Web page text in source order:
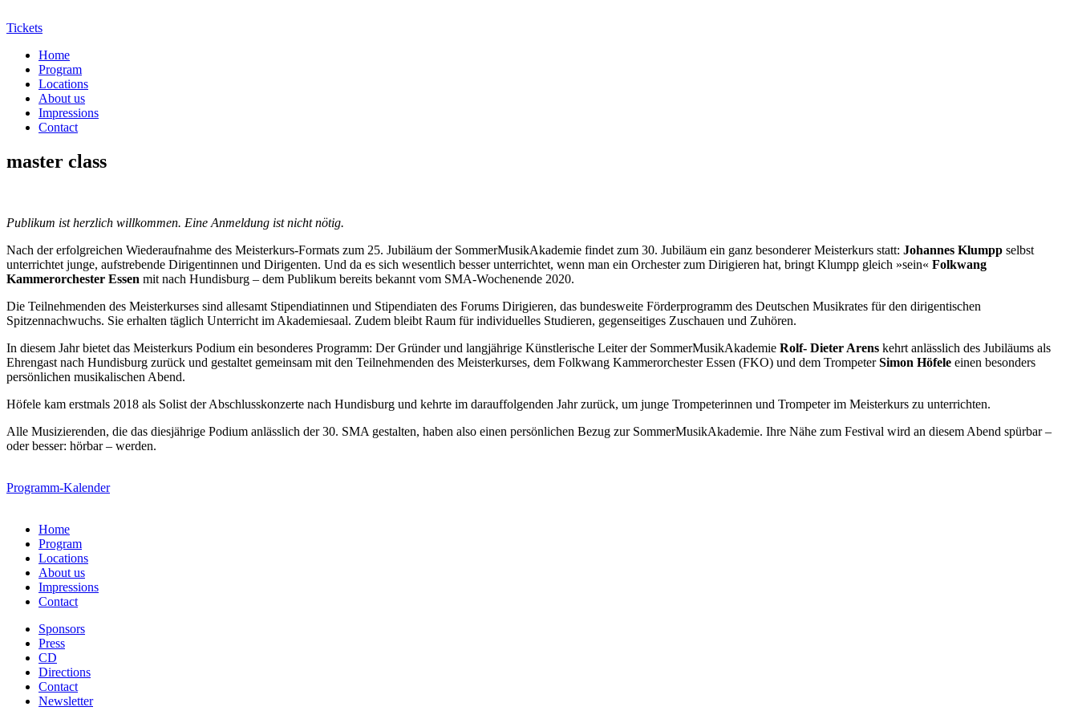
Tickets
Home
Program
Locations
About us
Impressions
Contact
master class
Publikum ist herzlich willkommen. Eine Anmeldung ist nicht nötig.
Nach der erfolgreichen Wiederaufnahme des Meisterkurs-Formats zum 25. Jubiläum der SommerMusikAkademie findet zum 30. Jubiläum ein ganz besonderer Meisterkurs statt: Johannes Klumpp selbst
unterrichtet junge, aufstrebende Dirigentinnen und Dirigenten. Und da es sich wesentlich besser unterrichtet, wenn man ein Orchester zum Dirigieren hat, bringt Klumpp gleich »sein« Folkwang
Kammerorchester Essen mit nach Hundisburg – dem Publikum bereits bekannt vom SMA-Wochenende 2020.
Die Teilnehmenden des Meisterkurses sind allesamt Stipendiatinnen und Stipendiaten des Forums Dirigieren, das bundesweite Förderprogramm des Deutschen Musikrates für den dirigentischen
Spitzennachwuchs. Sie erhalten täglich Unterricht im Akademiesaal. Zudem bleibt Raum für individuelles Studieren, gegenseitiges Zuschauen und Zuhören.
In diesem Jahr bietet das Meisterkurs Podium ein besonderes Programm: Der Gründer und langjährige Künstlerische Leiter der SommerMusikAkademie Rolf- Dieter Arens kehrt anlässlich des Jubiläums als
Ehrengast nach Hundisburg zurück und gestaltet gemeinsam mit den Teilnehmenden des Meisterkurses, dem Folkwang Kammerorchester Essen (FKO) und dem TrompeterSimon Höfele einen besonders
persönlichen musikalischen Abend.
Höfele kam erstmals 2018 als Solist der Abschlusskonzerte nach Hundisburg und kehrte im darauffolgenden Jahr zurück, um junge Trompeterinnen und Trompeter im Meisterkurs zu unterrichten.
Alle Musizierenden, die das diesjährige Podium anlässlich der 30. SMA gestalten, haben also einen persönlichen Bezug zur SommerMusikAkademie. Ihre Nähe zum Festival wird an diesem Abend spürbar –
oder besser: hörbar – werden.
Programm-Kalender
Home
Program
Locations
About us
Impressions
Contact
Sponsors
Press
CD
Directions
Contact
Newsletter